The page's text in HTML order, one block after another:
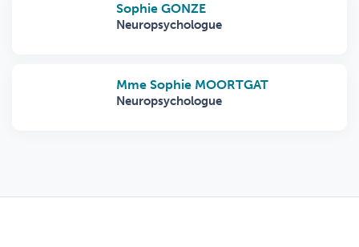
Sophie GONZE
Neuropsychologue
Mme Sophie MOORTGAT
Neuropsychologue